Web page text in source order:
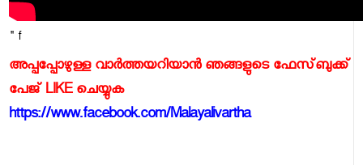
" f
അപ്പപ്പോഴുള്ള വാര്‍ത്തയറിയാന്‍ ഞങ്ങളുടെ ഫേസ്‌ബുക്ക്‌
പേജ് LIKE ചെയ്യുക
https://www.facebook.com/Malayalivartha